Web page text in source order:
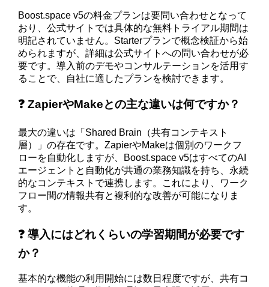
Boost.space v5の料金プランは要問い合わせとなって
おり、公式サイトでは具体的な無料トライアル期間は
明記されていません。Starterプランで概念検証から始
められますが、詳細は公式サイトへの問い合わせが必
要です。導入前のデモやコンサルテーションを活用す
ることで、自社に適したプランを検討できます。
❓ ZapierやMakeとの主な違いは何ですか？
最大の違いは「Shared Brain（共有コンテキスト
層）」の存在です。ZapierやMakeは個別のワークフ
ローを自動化しますが、Boost.space v5はすべてのAI
エージェントと自動化が共通の業務知識を持ち、永続
的なコンテキストで連携します。これにより、ワーク
フロー間の情報共有と複利的な改善が可能になりま
す。
❓ 導入にはどれくらいの学習期間が必要です
か？
基本的な機能の利用開始には数日程度ですが、共有コ